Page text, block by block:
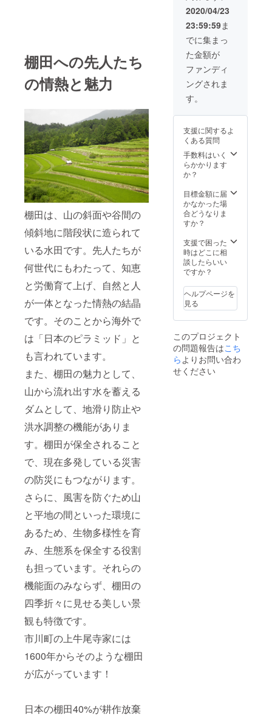
棚田への先人たち
の情熱と魅力
棚田は、山の斜面や谷間の
傾斜地に階段状に造られて
いる水田です。先人たちが
何世代にもわたって、知恵
と労働育て上げ、自然と人
が一体となった情熱の結晶
です。そのことから海外で
は「日本のピラミッド」と
も言われています。
また、棚田の魅力として、
山から流れ出す水を蓄える
ダムとして、地滑り防止や
洪水調整の機能がありま
す。棚田が保全されること
で、現在多発している災害
の防災にもつながります。
さらに、風害を防ぐため山
と平地の間といった環境に
あるため、生物多様性を育
み、生態系を保全する役割
も担っています。それらの
機能面のみならず、棚田の
四季折々に見せる美しい景
観も特徴です。
市川町の上牛尾寺家には
1600年からそのような棚田
が広がっています！
日本の棚田40%が耕作放棄
日程な
どの詳
細は別
途ご相
談しま
す。
サポー
トもさ
せてい
ただき
ます。
日程や
詳細、
内容は
相談さ
ます。
関して
審査が
ありま
す。 ※
宿泊イ
の場合
は別途
料金が
必要で
なりま
す。
2020/04/23
23:59:59ま
でに集まっ
た金額が
ファンディ
ングされま
す。
支援に関するよ
くある質問
手数料はいく
らかかります
か？
目標金額に届
かなかった場
合どうなりま
すか？
支援で困った
時はどこに相
談したらいい
ですか？
ヘルプページを
見る
このプロジェクト
の問題報告はこち
らよりお問い合わ
せください